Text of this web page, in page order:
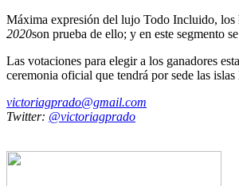
Máxima expresión del lujo Todo Incluido, los
2020son prueba de ello; y en este segmento
Las votaciones para elegir a los ganadores
ceremonia oficial que tendrá por sede las islas
victoriagprado@gmail.com
Twitter: @victoriagprado